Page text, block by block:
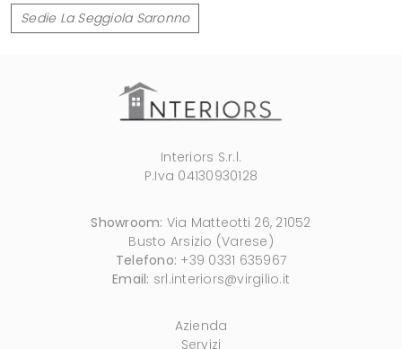
Sedie La Seggiola Saronno
Interiors S.r.l.
P.Iva 04130930128
Showroom: Via Matteotti 26, 21052
Busto Arsizio (Varese)
Telefono: +39 0331 635967
Email: srl.interiors@virgilio.it
Azienda
Servizi